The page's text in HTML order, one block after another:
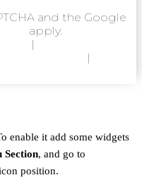
and the Google
apply.
|
|
enable it add some widgets
, and go to
position.